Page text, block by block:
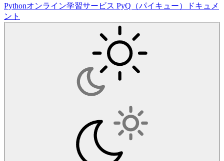
Pythonオンライン学習サービス PyQ（パイキュー）ドキュメ
ント